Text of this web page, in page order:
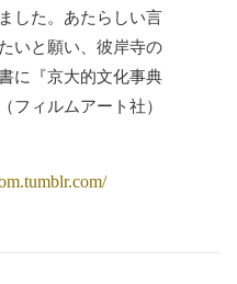
した。あたらしい言
いと願い、彼岸寺の
に『京大的文化事典
フィルムアート社）